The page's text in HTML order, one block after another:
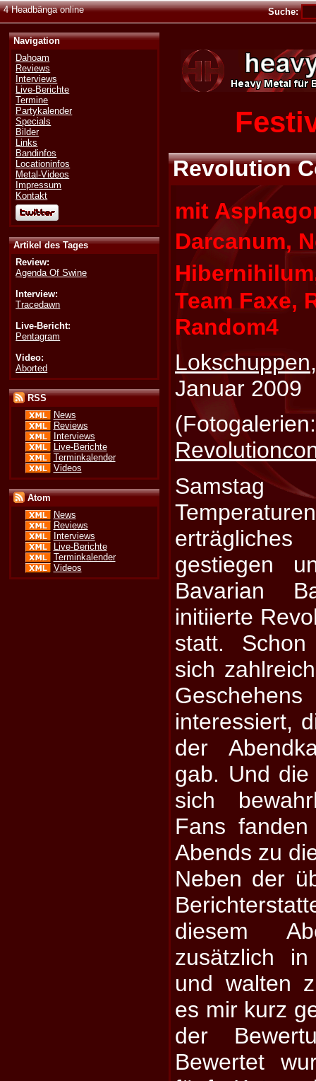
4 Headbänga online Suche:
Navigation
Dahoam
Reviews
Interviews
Live-Berichte
Termine
Partykalender
Specials
Bilder
Links
Bandinfos
Locationinfos
Metal-Videos
Impressum
Kontakt
Artikel des Tages
Review:
Agenda Of Swine
Interview:
Tracedawn
Live-Bericht:
Pentagram
Video:
Aborted
RSS
News
Reviews
Interviews
Live-Berichte
Terminkalender
Videos
Atom
News
Reviews
Interviews
Live-Berichte
Terminkalender
Videos
Revolution
mit
Darcanum,
Team Faxe,
Random4
Lokschuppen
Januar 2009
(Fotogalerien:
gestiegen
Bavarian
initiierte
statt.
sich
interessiert,
der
gab. Und die
sich
Fans
Abends zu
Neben der
diesem
zusätzlich
und walten
es mir kurz
der
Bewertet